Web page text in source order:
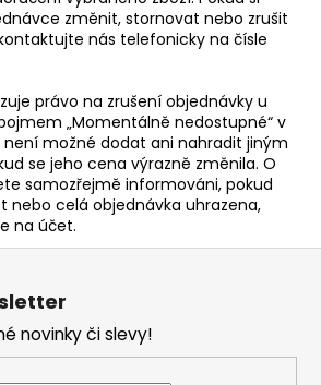
změnit, stornovat nebo zrušit
nás telefonicky na čísle
právo na zrušení objednávky u
„Momentálně nedostupné“ v
není možné dodat ani nahradit jiným
se jeho cena výrazně změnila. O
samozřejmě informováni, pokud
nebo celá objednávka uhrazena,
na účet.
novinky či slevy!